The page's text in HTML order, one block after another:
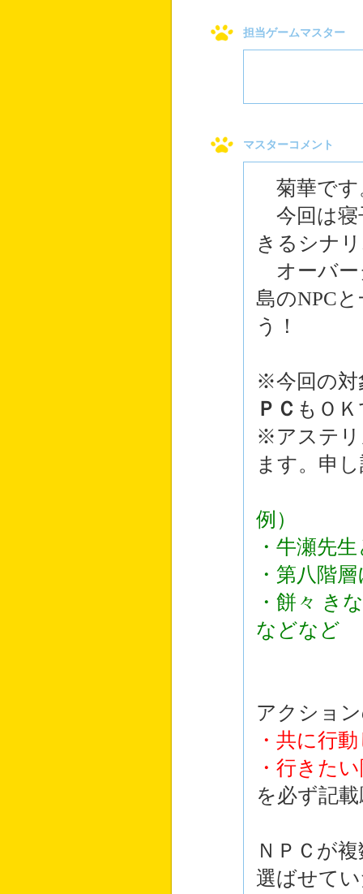
担当ゲームマスター
マスターコメント
菊華です
今回は寝
きるシナ
オーバー
島のNPC
う！
※今回の対
ＰＣ もＯ
※アステリ
ます。申
例）
・牛瀬先
・第八階
・餅々 き
などなど
アクショ
・共に行
・行きた
を必ず記
ＮＰＣが
選ばせて